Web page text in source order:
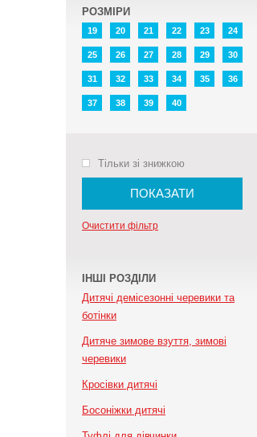
РОЗМІРИ
19 20 21 22 23 24
25 26 27 28 29 30
31 32 33 34 35 36
37 38 39 40
Тільки зі знижкою
ПОКАЗАТИ
Очистити фільтр
ІНШІ РОЗДІЛИ
Дитячі демісезонні черевики та
ботінки
Дитяче зимове взуття, зимові
черевики
Кросівки дитячі
Босоніжки дитячі